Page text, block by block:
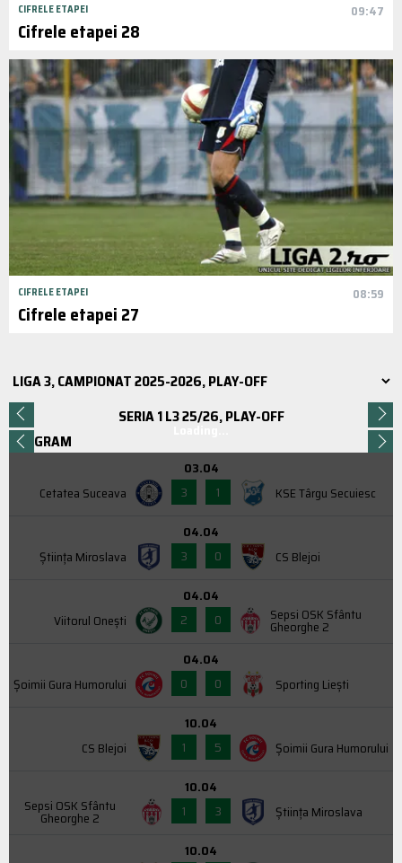
CIFRELE ETAPEI 09:47
Cifrele etapei 28
CIFRELE ETAPEI 08:59
Cifrele etapei 27
SERIA 1 L3 25/26, PLAY-OFF
PROGRAM
Cetatea Suceava
03.04
3
1 KSE Târgu Secuiesc
Știința Miroslava
04.04
3
0 CS Blejoi
Viitorul Onești
04.04
2
0 Sepsi OSK Sfântu
Gheorghe 2
Şoimii Gura Humorului
04.04
0
0 Sporting Liești
CS Blejoi
10.04
1
5 Şoimii Gura Humorului
Sepsi OSK Sfântu
Gheorghe 2
10.04
1
3 Știința Miroslava
10.04